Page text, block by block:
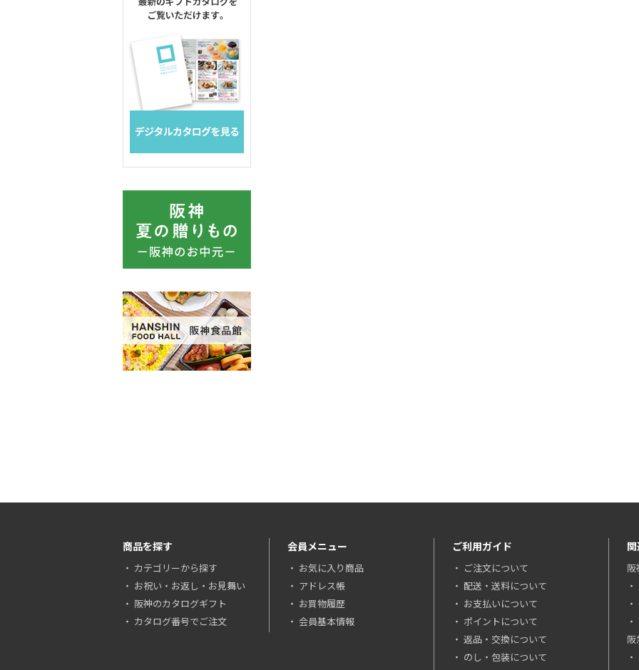
商品を探す
カテゴリーから探す
お祝い・お返し・お見舞い
阪神のカタログギフト
カタログ番号でご注文
会員メニュー
お気に入り商品
アドレス帳
お買物履歴
会員基本情報
ご利用ガイド
ご注文について
配送・送料について
お支払いについて
ポイントについて
返品・交換について
のし・包装について
阪
阪